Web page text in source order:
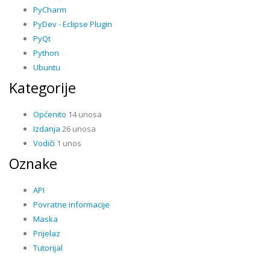
PyCharm
PyDev - Eclipse Plugin
PyQt
Python
Ubuntu
Kategorije
Općenito 14 unosa
Izdanja 26 unosa
Vodiči 1 unos
Oznake
API
Povratne informacije
Maska
Prijelaz
Tutorijal